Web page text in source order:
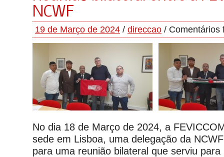
NCWF
19 de Março de 2024 / direccao / Comentários
No dia 18 de Março de 2024, a
sede em Lisboa, uma delegação da
para uma reunião bilateral que serviu